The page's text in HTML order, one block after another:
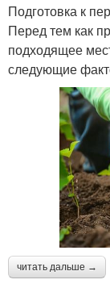
Подготовка к
Перед тем как
подходящее
следующие
читать дальше →